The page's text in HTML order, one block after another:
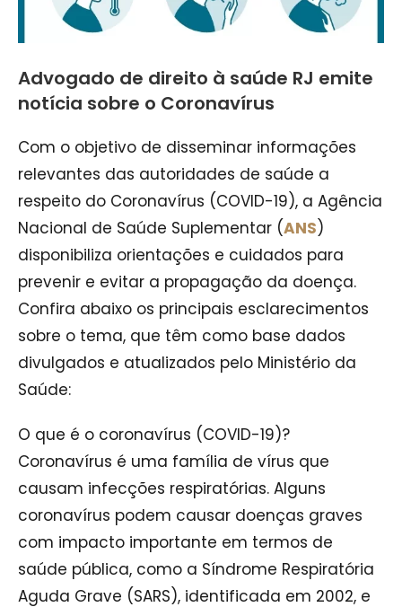
Advogado de direito à saúde RJ emite
notícia sobre o Coronavírus
Com o objetivo de disseminar informações
relevantes das autoridades de saúde a
respeito do Coronavírus (COVID-19), a Agência
Nacional de Saúde Suplementar (ANS)
disponibiliza orientações e cuidados para
prevenir e evitar a propagação da doença.
Confira abaixo os principais esclarecimentos
sobre o tema, que têm como base dados
divulgados e atualizados pelo Ministério da
Saúde:
O que é o coronavírus (COVID-19)?
Coronavírus é uma família de vírus que
causam infecções respiratórias. Alguns
coronavírus podem causar doenças graves
com impacto importante em termos de
saúde pública, como a Síndrome Respiratória
Aguda Grave (SARS), identificada em 2002, e